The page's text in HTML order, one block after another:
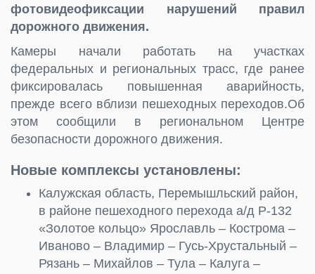
фотовидеофиксации нарушений правил
дорожного движения.
Камеры начали работать на участках
федеральных и региональных трасс, где ранее
фиксировалась повышенная аварийность,
прежде всего вблизи пешеходных переходов.Об
этом сообщили в региональном Центре
безопасности дорожного движения.
Новые комплексы установлены:
Калужская область, Перемышльский район,
в районе пешеходного перехода а/д Р-132
«Золотое кольцо» Ярославль – Кострома –
Иваново – Владимир – Гусь-Хрустальный –
Рязань – Михайлов – Тула – Калуга –